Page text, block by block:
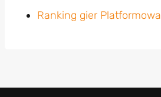
Ranking gier Platformowa